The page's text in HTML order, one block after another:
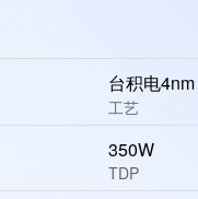
台积电4nm
工艺
350W
TDP